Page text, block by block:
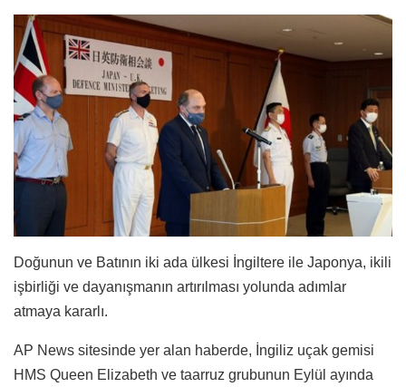
Doğunun ve Batının iki ada ülkesi İngiltere ile Japonya, ikili
işbirliği ve dayanışmanın artırılması yolunda adımlar
atmaya kararlı.
AP News sitesinde yer alan haberde, İngiliz uçak gemisi
HMS Queen Elizabeth ve taarruz grubunun Eylül ayında